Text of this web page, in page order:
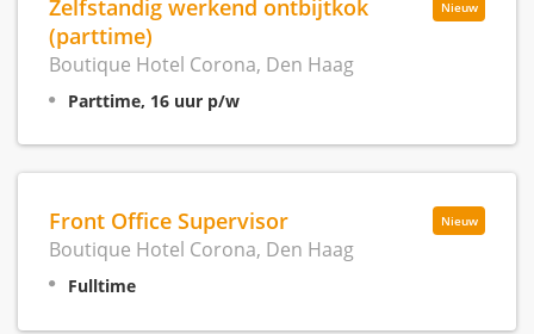
Nieuw
Zelfstandig werkend ontbijtkok
(parttime)
Boutique Hotel Corona, Den Haag
Parttime, 16 uur p/w
Nieuw
Front Office Supervisor
Boutique Hotel Corona, Den Haag
Fulltime